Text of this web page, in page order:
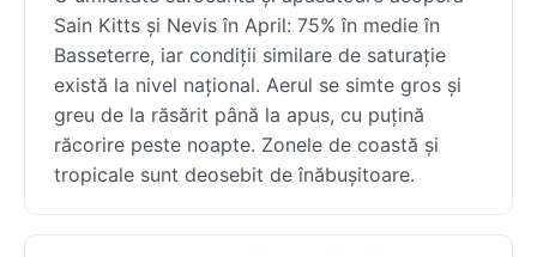
Sain Kitts și Nevis în April: 75% în medie în
Basseterre, iar condiții similare de saturație
există la nivel național. Aerul se simte gros și
greu de la răsărit până la apus, cu puțină
răcorire peste noapte. Zonele de coastă și
tropicale sunt deosebit de înăbușitoare.